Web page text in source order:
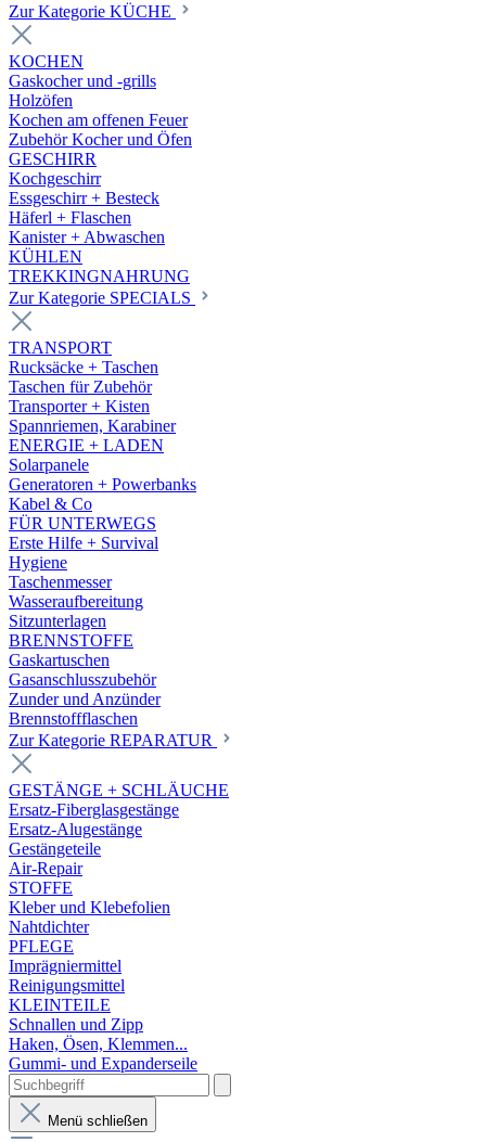
Zur Kategorie KÜCHE
KOCHEN
Gaskocher und -grills
Holzöfen
Kochen am offenen Feuer
Zubehör Kocher und Öfen
GESCHIRR
Kochgeschirr
Essgeschirr + Besteck
Häferl + Flaschen
Kanister + Abwaschen
KÜHLEN
TREKKINGNAHRUNG
Zur Kategorie SPECIALS
TRANSPORT
Rucksäcke + Taschen
Taschen für Zubehör
Transporter + Kisten
Spannriemen, Karabiner
ENERGIE + LADEN
Solarpanele
Generatoren + Powerbanks
Kabel & Co
FÜR UNTERWEGS
Erste Hilfe + Survival
Hygiene
Taschenmesser
Wasseraufbereitung
Sitzunterlagen
BRENNSTOFFE
Gaskartuschen
Gasanschlusszubehör
Zunder und Anzünder
Brennstoffflaschen
Zur Kategorie REPARATUR
GESTÄNGE + SCHLÄUCHE
Ersatz-Fiberglasgestänge
Ersatz-Alugestänge
Gestängeteile
Air-Repair
STOFFE
Kleber und Klebefolien
Nahtdichter
PFLEGE
Imprägniermittel
Reinigungsmittel
KLEINTEILE
Schnallen und Zipp
Haken, Ösen, Klemmen...
Gummi- und Expanderseile
Menü schließen